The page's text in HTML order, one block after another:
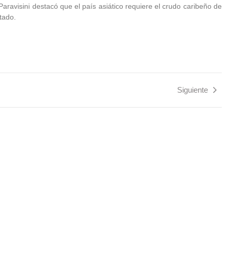
destacó que el país asiático requiere el crudo caribeño de
Siguiente